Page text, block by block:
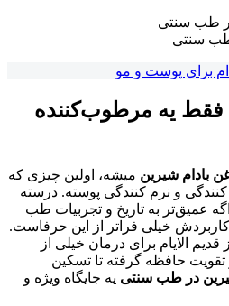
طب سنتی
برای پوست و مو
فقط یه مرطوب‌کننده
بادام شیرین میشه، اولین چیزی که
و نرم کنندگی پوسته. درسته
اگه عمیق‌تر به تاریخ و تجربیات طب
کاربردش خیلی فراتر از این حرفاست.
قدیم الایام برای درمان خیلی از
حافظه گرفته تا تسکین
در طب سنتی یه جایگاه ویژه و